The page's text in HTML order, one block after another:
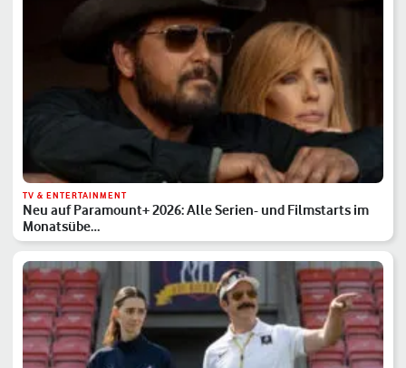
TV & ENTERTAINMENT
Neu auf Paramount+ 2026: Alle Serien- und Filmstarts im
Monatsübe…